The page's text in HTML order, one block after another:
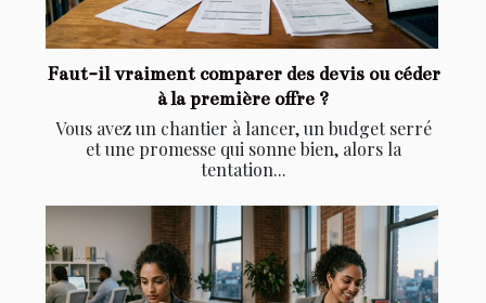
Faut-il vraiment comparer des devis ou céder
à la première offre ?
Vous avez un chantier à lancer, un budget serré
et une promesse qui sonne bien, alors la
tentation...